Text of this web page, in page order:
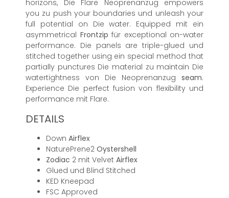
horizons, Die Flare Neoprenanzug empowers
you zu push your boundaries und unleash your
full potential on Die water. Equipped mit ein
asymmetrical Frontzip für exceptional on-water
performance. Die panels are triple-glued und
stitched together using ein special method that
partially punctures Die material zu maintain Die
watertightness von Die Neoprenanzug seam.
Experience Die perfect fusion von flexibility und
performance mit Flare.
DETAILS
Down Airflex
NaturePrene2 Oystershell
Zodiac 2 mit Velvet Airflex
Glued und Blind Stitched
KED Kneepad
FSC Approved